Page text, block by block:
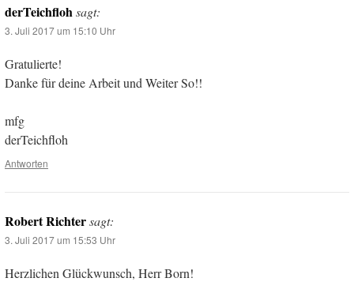
derTeichflohsagt:
3. Juli 2017 um 15:10 Uhr
Gratulierte!
Danke für deine Arbeit und Weiter So!!
mfg
derTeichfloh
Antworten
Robert Richtersagt:
3. Juli 2017 um 15:53 Uhr
Herzlichen Glückwunsch, Herr Born!